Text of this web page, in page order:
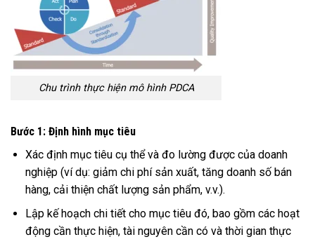
Chu trình thực hiện mô hình PDCA
Bước 1: Định hình mục tiêu
Xác định mục tiêu cụ thể và đo lường được của doanh
nghiệp (ví dụ: giảm chi phí sản xuất, tăng doanh số bán
hàng, cải thiện chất lượng sản phẩm, v.v.).
Lập kế hoạch chi tiết cho mục tiêu đó, bao gồm các hoạt
động cần thực hiện, tài nguyên cần có và thời gian thực